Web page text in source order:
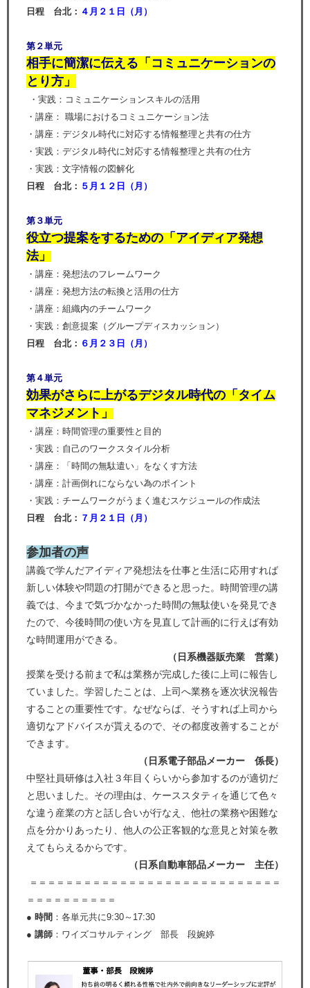
日程 台北： ４月２１日（月 ）
第２単元
相手に簡潔に伝える「コミュニケーションの
とり方」
・実践：コミュニケーションスキルの活用
・講座： 職場におけるコミュニケーション法
・講座：デジタル時代に対応する情報整理と共有の仕方
・実践：デジタル時代に対応する情報整理と共有の仕方
・実践：文字情報の図解化
日程 台北： ５ 月１２日（月 ）
第３単元
役立つ提案をするための「アイディア発想
法」
・講座：発想法のフレームワーク
・講座：発想方法の転換と活用の仕方
・講座：組織内のチームワーク
・実践：創意提案（グループディスカッション）
日程 台北： ６ 月２３日（月 ）
第４単元
効果がさらに上がるデジタル時代の「タイム
マネジメント」
・講座：時間管理の重要性と目的
・実践：自己のワークスタイル分析
・講座：「時間の無駄遣い」をなくす方法
・講座：計画倒れにならない為のポイント
・実践：チームワークがうまく進むスケジュールの作成法
日程 台北： ７ 月２１日（月 ）
参加者の声
講義で学んだアイディア発想法を仕事と生活に応用すれば
新しい体験や問題の打開ができると思った。時間管理の講
義では、今まで気づかなかった時間の無駄使いを発見でき
たので、今後時間の使い方を見直して計画的に行えば有効
な時間運用ができる。
（日系機器販売業 営業）
授業を受ける前まで私は業務が完成した後に上司に報告し
ていました。学習したことは、上司へ業務を逐次状況報告
することの重要性です。なぜならば、そうすれば上司から
適切なアドバイスが貰えるので、その都度改善することが
できます。
（日系電子部品メーカー 係長）
中堅社員研修は入社３年目くらいから参加するのが適切だ
と思いました。その理由は、ケーススタティを通じて色々
な違う産業の方と話し合いが行なえ、他社の業務や困難な
点を分かりあったり、他人の公正客観的な意見と対策を教
えてもらえるからです。
（日系自動車部品メーカー 主任）
＝＝＝＝＝＝＝＝＝＝＝＝＝＝＝＝＝＝＝＝＝＝＝＝＝＝＝＝
＝＝＝＝＝＝＝＝＝＝
● 時間 ：各単元共に9:30～17:30
● 講師 ：ワイズコサルティング 部長 段婉婷